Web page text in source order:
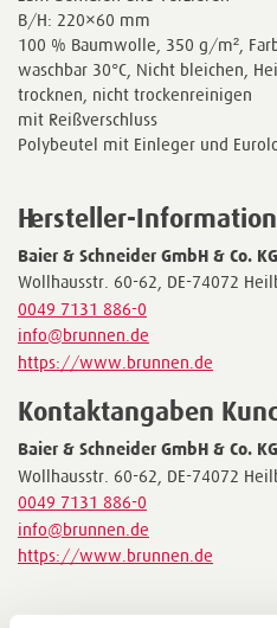
B/H: 220×60 mm
100 % Baumwolle, 350 g/m²,
waschbar 30°C, Nicht bleichen,
trocknen, nicht trockenreinigen
mit Reißverschluss
Polybeutel mit Einleger und
Hersteller-
Baier & Schneider GmbH & Co. KG
Wollhausstr. 60-62, DE-74072
0049 7131 886-0
info@brunnen.de
https://www.brunnen.de
Kontaktangaben
Baier & Schneider GmbH & Co. KG
Wollhausstr. 60-62, DE-74072
0049 7131 886-0
info@brunnen.de
https://www.brunnen.de